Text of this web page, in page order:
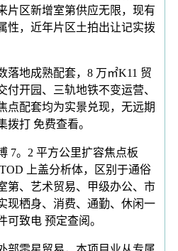
片区新增室第供应无限，现有
性，近年片区土拍出让记实拨
地成熟配套，8 万㎡K11 贸
付开园、三轨地铁不变运营、
点配套均为实景兑现，无远期
拨打 免费查看。
。2 平方公里扩容焦点板
上盖分析体，区别于通俗
第、艺术贸易、甲级办公、市
现栖身、消费、通勤、休闲一
可致电 预定查阅。